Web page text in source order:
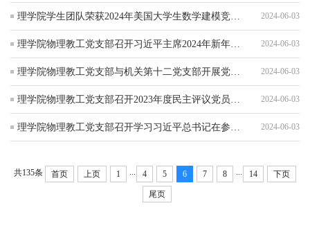
理学院学生团队荣获2024年美国大学生数学建模竞赛（MCM）一等奖 2024-06-03
理学院物理教工党支部召开习近平主席2024年新年贺词专题学习组织生活会 2024-06-03
理学院物理教工党支部与机关第十二党支部开展党纪学习教育联学联建活动 2024-06-03
理学院物理教工党支部召开2023年度民主评议党员大会 2024-06-03
理学院物理教工党支部召开学习习近平总书记在参加江苏代表团审议时的重要讲话精神组织生活会 2024-06-03
共135条 首页 上页 1 4 5 6 7 8 14 下页
尾页